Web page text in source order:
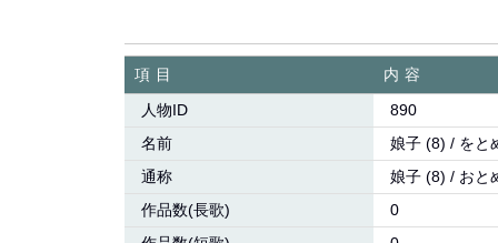
項目
内容
人物ID
890
名前
娘子 (8) / をと
通称
娘子 (8) / おと
作品数(長歌)
0